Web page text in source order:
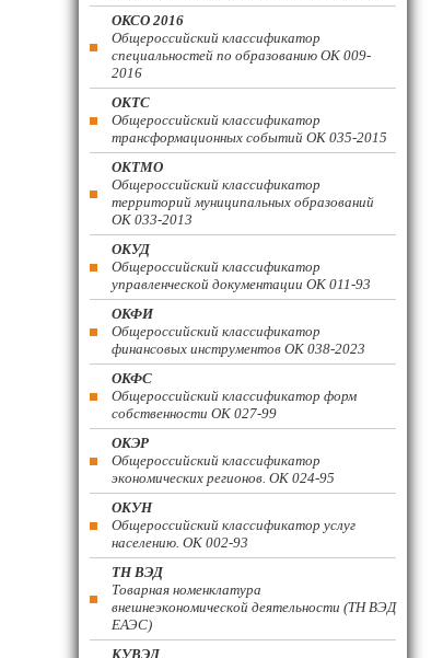
ОКСО 2016
Общероссийский классификатор
специальностей по образованию ОК 009-
2016
ОКТС
Общероссийский классификатор
трансформационных событий ОК 035-2015
ОКТМО
Общероссийский классификатор
территорий муниципальных образований
ОК 033-2013
ОКУД
Общероссийский классификатор
управленческой документации ОК 011-93
ОКФИ
Общероссийский классификатор
финансовых инструментов OK 038-2023
ОКФС
Общероссийский классификатор форм
собственности ОК 027-99
ОКЭР
Общероссийский классификатор
экономических регионов. ОК 024-95
ОКУН
Общероссийский классификатор услуг
населению. ОК 002-93
ТН ВЭД
Товарная номенклатура
внешнеэкономической деятельности (ТН ВЭД
ЕАЭС)
КУВЭД